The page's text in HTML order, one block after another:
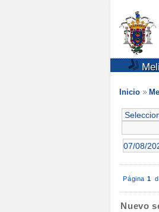
Inicio
Página 1
Nuevo